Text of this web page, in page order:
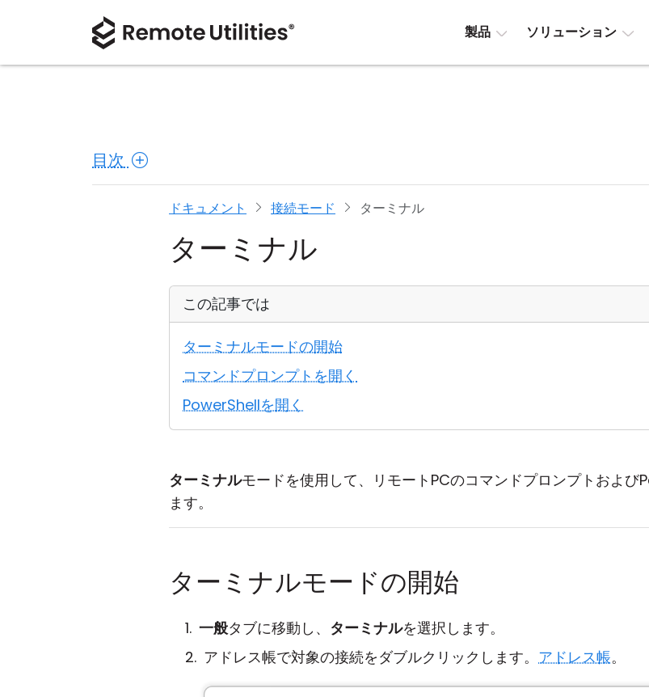
製品 ソリューション
目次
ドキュメント 接続モード ターミナル
ターミナル
この記事では
ターミナルモードの開始
コマンドプロンプトを開く
PowerShellを開く
ターミナルモードを使用して、リモートPCのコマンドプロンプトおよ
ます。
ターミナルモードの開始
一般タブに移動し、 ターミナルを選択します。
アドレス帳で対象の接続をダブルクリックします。 アドレス帳。